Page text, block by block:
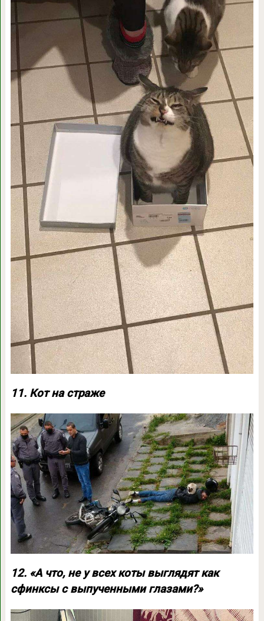
11. Кот на страже
12. «А что, не у всех коты выглядят как
сфинксы с выпученными глазами?»